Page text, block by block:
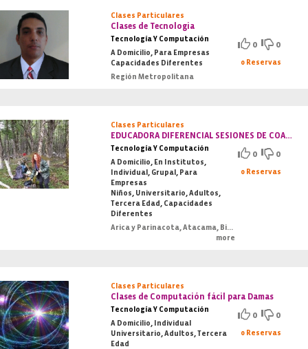
Clases Particulares
Clases de Tecnologia
Tecnología Y Computación
A Domicilio, Para Empresas
Capacidades Diferentes
Región Metropolitana
0 0
0 Reservas
Clases Particulares
EDUCADORA DIFERENCIAL SESIONES DE COACHIN
Tecnología Y Computación
A Domicilio, En Institutos,
Individual, Grupal, Para
Empresas
Niños, Universitario, Adultos,
Tercera Edad, Capacidades
Diferentes
Arica y Parinacota, Atacama, Bio-Bio, Coquimbo, Los Lagos, Los Ríos
more
0 0
0 Reservas
Clases Particulares
Clases de Computación fácil para Damas
Tecnología Y Computación
A Domicilio, Individual
Universitario, Adultos, Tercera
Edad
0 0
0 Reservas